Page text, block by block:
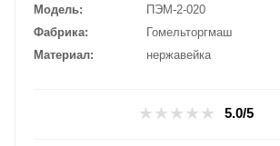
Модель
ПЭМ-2-020
Фабрика
Гомельторгмаш
Материал
нержавейка
5.0/5